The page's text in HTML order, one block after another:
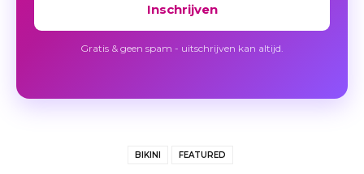
Inschrijven
Gratis & geen spam - uitschrijven kan altijd.
BIKINI FEATURED